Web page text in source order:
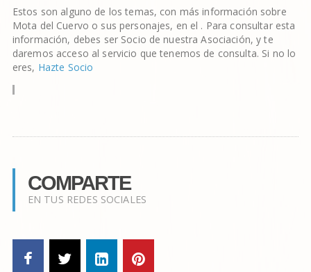
Estos son alguno de los temas, con más información sobre
Mota del Cuervo o sus personajes, en el . Para consultar esta
información, debes ser Socio de nuestra Asociación, y te
daremos acceso al servicio que tenemos de consulta. Si no lo
eres, Hazte Socio
COMPARTE
EN TUS REDES SOCIALES